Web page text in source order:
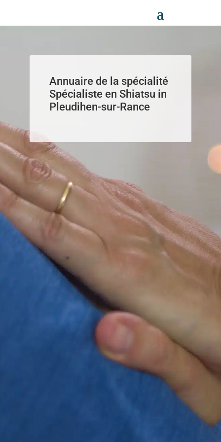
Annuaire de la spécialité
Spécialiste en Shiatsu in
Pleudihen-sur-Rance